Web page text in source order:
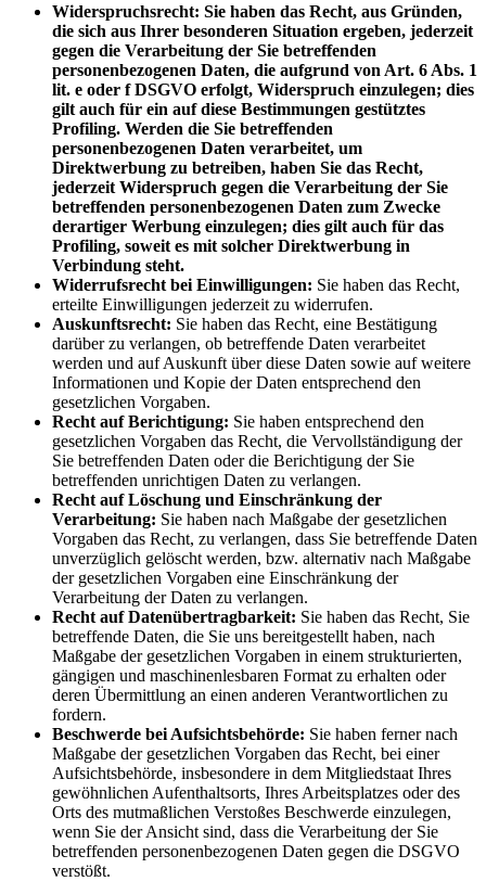
Widerspruchsrecht: Sie haben das Recht, aus Gründen,
die sich aus Ihrer besonderen Situation ergeben, jederzeit
gegen die Verarbeitung der Sie betreffenden
personenbezogenen Daten, die aufgrund von Art. 6 Abs. 1
lit. e oder f DSGVO erfolgt, Widerspruch einzulegen; dies
gilt auch für ein auf diese Bestimmungen gestütztes
Profiling. Werden die Sie betreffenden
personenbezogenen Daten verarbeitet, um
Direktwerbung zu betreiben, haben Sie das Recht,
jederzeit Widerspruch gegen die Verarbeitung der Sie
betreffenden personenbezogenen Daten zum Zwecke
derartiger Werbung einzulegen; dies gilt auch für das
Profiling, soweit es mit solcher Direktwerbung in
Verbindung steht.
Widerrufsrecht bei Einwilligungen: Sie haben das Recht,
erteilte Einwilligungen jederzeit zu widerrufen.
Auskunftsrecht: Sie haben das Recht, eine Bestätigung
darüber zu verlangen, ob betreffende Daten verarbeitet
werden und auf Auskunft über diese Daten sowie auf weitere
Informationen und Kopie der Daten entsprechend den
gesetzlichen Vorgaben.
Recht auf Berichtigung: Sie haben entsprechend den
gesetzlichen Vorgaben das Recht, die Vervollständigung der
Sie betreffenden Daten oder die Berichtigung der Sie
betreffenden unrichtigen Daten zu verlangen.
Recht auf Löschung und Einschränkung der
Verarbeitung: Sie haben nach Maßgabe der gesetzlichen
Vorgaben das Recht, zu verlangen, dass Sie betreffende Daten
unverzüglich gelöscht werden, bzw. alternativ nach Maßgabe
der gesetzlichen Vorgaben eine Einschränkung der
Verarbeitung der Daten zu verlangen.
Recht auf Datenübertragbarkeit: Sie haben das Recht, Sie
betreffende Daten, die Sie uns bereitgestellt haben, nach
Maßgabe der gesetzlichen Vorgaben in einem strukturierten,
gängigen und maschinenlesbaren Format zu erhalten oder
deren Übermittlung an einen anderen Verantwortlichen zu
fordern.
Beschwerde bei Aufsichtsbehörde: Sie haben ferner nach
Maßgabe der gesetzlichen Vorgaben das Recht, bei einer
Aufsichtsbehörde, insbesondere in dem Mitgliedstaat Ihres
gewöhnlichen Aufenthaltsorts, Ihres Arbeitsplatzes oder des
Orts des mutmaßlichen Verstoßes Beschwerde einzulegen,
wenn Sie der Ansicht sind, dass die Verarbeitung der Sie
betreffenden personenbezogenen Daten gegen die DSGVO
verstößt.